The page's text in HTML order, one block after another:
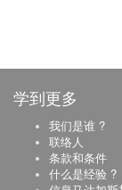
学到更多
我们是谁 ?
联络人
条款和条件
什么是经验 ?